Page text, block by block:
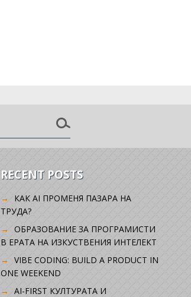
RECENT POSTS
КАК AI ПРОМЕНЯ ПАЗАРА НА
ТРУДА?
ОБРАЗОВАНИЕ ЗА ПРОГРАМИСТИ
В ЕРАТА НА ИЗКУСТВЕНИЯ ИНТЕЛЕКТ
VIBE CODING: BUILD A PRODUCT IN
ONE WEEKEND
AI-FIRST КУЛТУРАТА И